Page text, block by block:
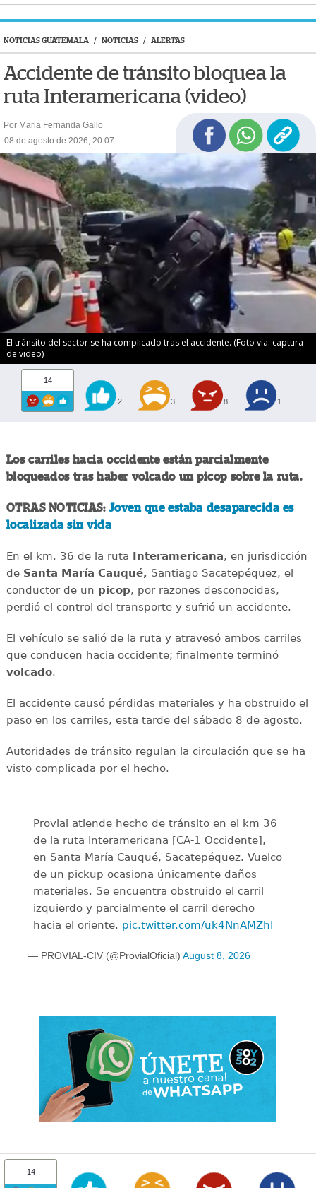
NOTICIAS GUATEMALA / NOTICIAS / ALERTAS
Accidente de tránsito bloquea la
ruta Interamericana (video)
Por Maria Fernanda Gallo
08 de agosto de 2026, 20:07
El tránsito del sector se ha complicado tras el accidente. (Foto vía: captura
de video)
14
2 3 8 1
Los carriles hacia occidente están parcialmente
bloqueados tras haber volcado un picop sobre la ruta.
OTRAS NOTICIAS:Joven que estaba desaparecida es
localizada sin vida
En el km. 36 de la ruta Interamericana, en jurisdicción
de Santa María Cauqué, Santiago Sacatepéquez, el
conductor de un picop, por razones desconocidas,
perdió el control del transporte y sufrió un accidente.
El vehículo se salió de la ruta y atravesó ambos carriles
que conducen hacia occidente; finalmente terminó
volcado.
El accidente causó pérdidas materiales y ha obstruido el
paso en los carriles, esta tarde del sábado 8 de agosto.
Autoridades de tránsito regulan la circulación que se ha
visto complicada por el hecho.
Provial atiende hecho de tránsito en el km 36
de la ruta Interamericana [CA-1 Occidente],
en Santa María Cauqué, Sacatepéquez. Vuelco
de un pickup ocasiona únicamente daños
materiales. Se encuentra obstruido el carril
izquierdo y parcialmente el carril derecho
hacia el oriente. pic.twitter.com/uk4NnAMZhI
— PROVIAL-CIV (@ProvialOficial) August 8, 2026
14